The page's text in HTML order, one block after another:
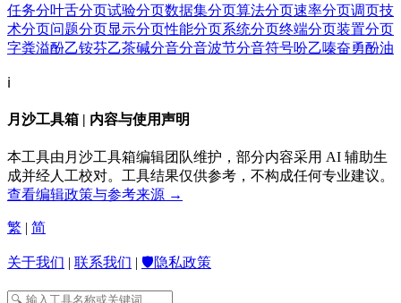
任务分叶舌分页试验分页数据集分页算法分页速率分页调页技
术分页问题分页显示分页性能分页系统分页终端分页装置分页
字粪溢酚乙铵芬乙茶碱分音分音波节分音符号吩乙嗪奋勇酚油
ℹ️
月沙工具箱 | 内容与使用声明
本工具由月沙工具箱编辑团队维护，部分内容采用 AI 辅助生
成并经人工校对。工具结果仅供参考，不构成任何专业建议。
查看编辑政策与参考来源 →
繁 | 简
关于我们 | 联系我们 | 🛡️隐私政策